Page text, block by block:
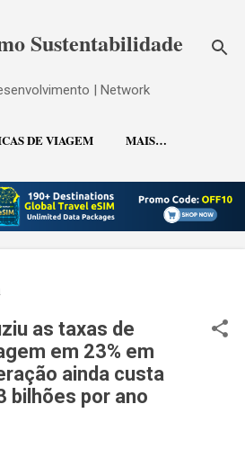
Sustentabilidade
| Network
DE VIAGEM MAIS…
CONTATO
as taxas de
em 23% em
ainda custa
bilhões por ano